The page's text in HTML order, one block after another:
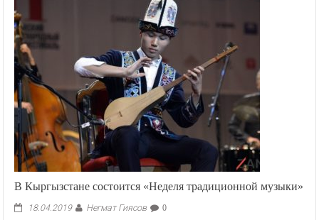
В Кыргызстане состоится «Неделя традиционной музыки»
18.04.2019 Негмат Гиясов 0